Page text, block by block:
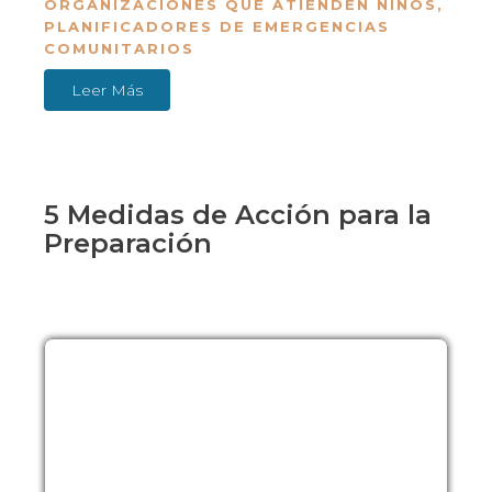
ORGANIZACIONES QUE ATIENDEN NIÑOS ,
PLANIFICADORES DE EMERGENCIAS
COMUNITARIOS
Leer Más
5 Medidas de Acción para la
Preparación